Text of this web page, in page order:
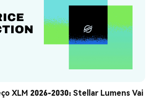
XLM 2026-2030: Stellar Lumens Vai